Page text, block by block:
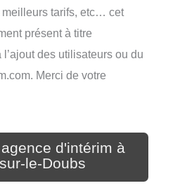
tarifs, etc… cet
présent à titre
l’ajout des utilisateurs ou du
Merci de votre
d'intérim à
le-Doubs